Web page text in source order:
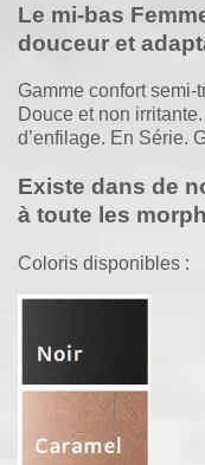
Le mi-bas
douceur et
Gamme confort semi-
Douce et non
d’enfilage. En Série.
Existe dans de
à toute les
Coloris disponibles :